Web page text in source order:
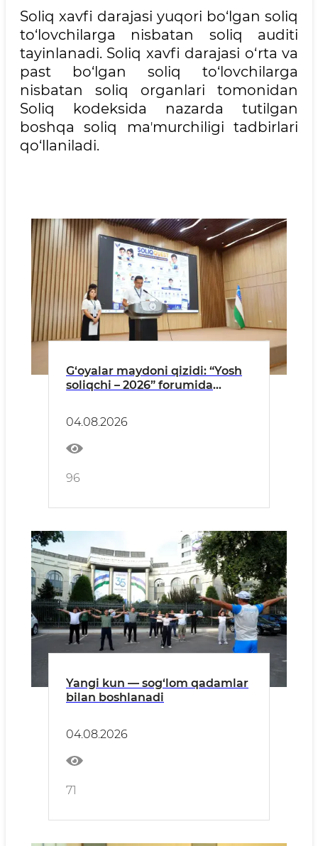
Soliq xavfi darajasi yuqori bo‘lgan soliq
to‘lovchilarga nisbatan soliq auditi
tayinlanadi. Soliq xavfi darajasi o‘rta va
past bo‘lgan soliq to‘lovchilarga
nisbatan soliq organlari tomonidan
Soliq kodeksida nazarda tutilgan
boshqa soliq maʼmurchiligi tadbirlari
qo‘llaniladi.
G‘oyalar maydoni qizidi: “Yosh
soliqchi – 2026” forumida
04.08.2026
96
Yangi kun — sog‘lom qadamlar
bilan boshlanadi
04.08.2026
71